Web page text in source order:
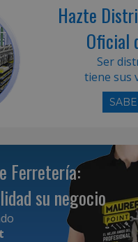
Hazte
Oficial
Ser
tiene sus
Ferretería:
su negocio